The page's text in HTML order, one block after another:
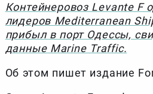
Контейнеровоз Levante F
лидеров Mediterranean
прибыл в порт Одессы,
данные Marine Traffic.
Об этом пишет издание